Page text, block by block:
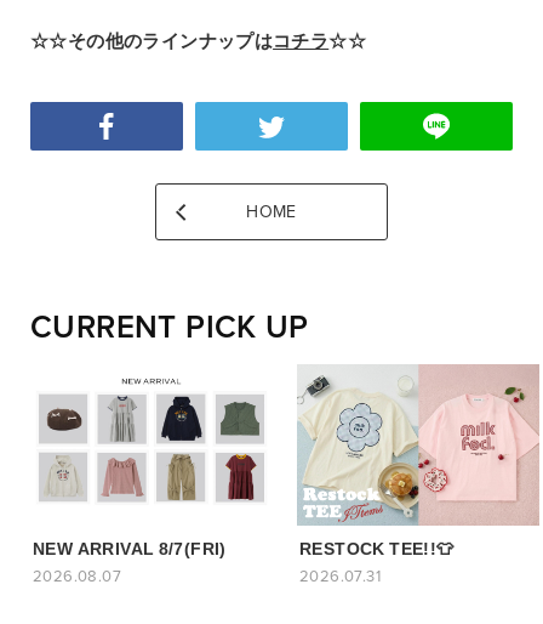
☆☆その他のラインナップはコチラ☆☆
HOME
CURRENT PICK UP
NEW ARRIVAL 8/7(FRI)
2026.08.07
RESTOCK TEE!!👕
2026.07.31